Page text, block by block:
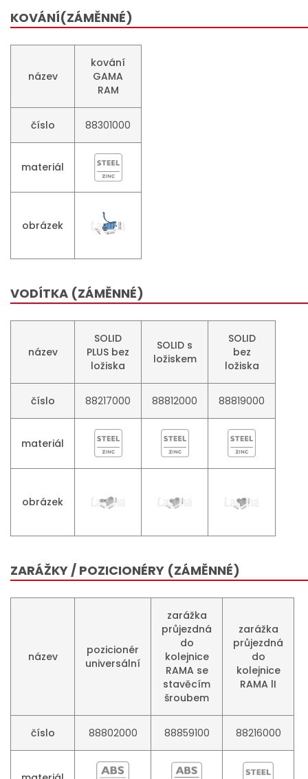
KOVÁNÍ(ZÁMĚNNÉ)
název
kování
GAMA
RAM
číslo 88301000
materiál
obrázek
VODÍTKA (ZÁMĚNNÉ)
název
SOLID
PLUS bez
ložiska
SOLID s
ložiskem
SOLID
bez
ložiska
číslo 88217000 88812000 88819000
materiál
obrázek
ZARÁŽKY / POZICIONÉRY (ZÁMĚNNÉ)
název
pozicionér
universální
zarážka
průjezdná
do
kolejnice
RAMA se
stavěcím
šroubem
zarážka
průjezdná
do
kolejnice
RAMA lI
číslo 88802000 88859100 88216000